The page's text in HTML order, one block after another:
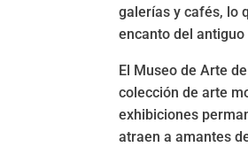
galerías y cafés, lo
encanto del antiguo
El Museo de Arte
colección de arte
exhibiciones
atraen a amantes